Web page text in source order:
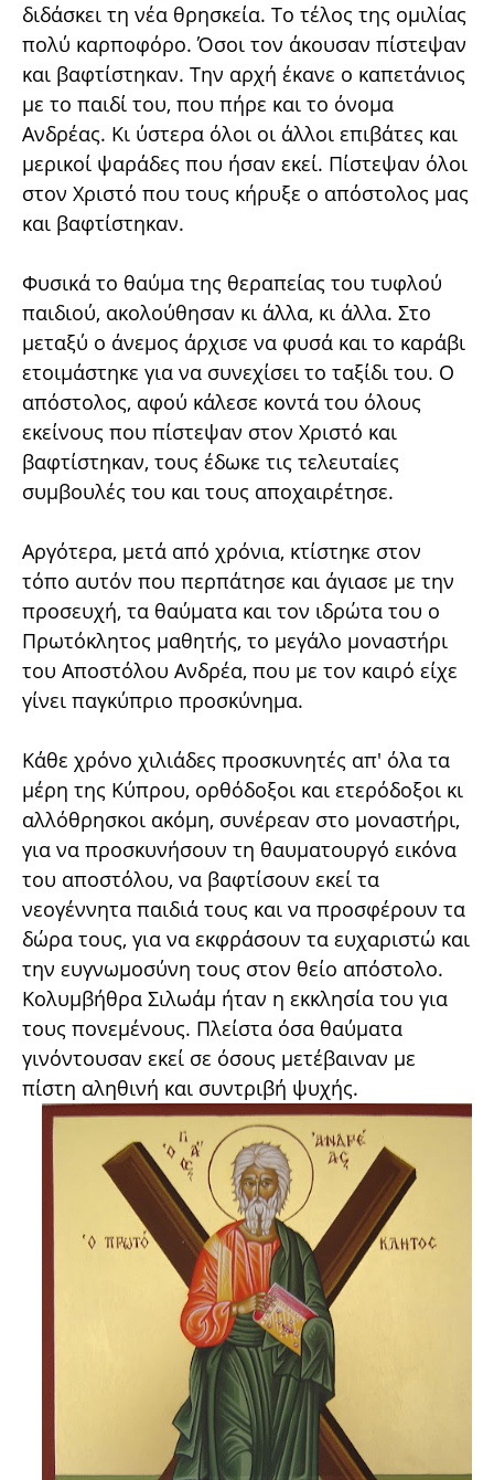
διδάσκει τη νέα θρησκεία. Το τέλος της ομιλίας
πολύ καρποφόρο. Όσοι τον άκουσαν πίστεψαν
και βαφτίστηκαν. Την αρχή έκανε ο καπετάνιος
με το παιδί του, που πήρε και το όνομα
Ανδρέας. Κι ύστερα όλοι οι άλλοι επιβάτες και
μερικοί ψαράδες που ήσαν εκεί. Πίστεψαν όλοι
στον Χριστό που τους κήρυξε ο απόστολος μας
και βαφτίστηκαν.
Φυσικά το θαύμα της θεραπείας του τυφλού
παιδιού, ακολούθησαν κι άλλα, κι άλλα. Στο
μεταξύ ο άνεμος άρχισε να φυσά και το καράβι
ετοιμάστηκε για να συνεχίσει το ταξίδι του. Ο
απόστολος, αφού κάλεσε κοντά του όλους
εκείνους που πίστεψαν στον Χριστό και
βαφτίστηκαν, τους έδωκε τις τελευταίες
συμβουλές του και τους αποχαιρέτησε.
Αργότερα, μετά από χρόνια, κτίστηκε στον
τόπο αυτόν που περπάτησε και άγιασε με την
προσευχή, τα θαύματα και τον ιδρώτα του ο
Πρωτόκλητος μαθητής, το μεγάλο μοναστήρι
του Αποστόλου Ανδρέα, που με τον καιρό είχε
γίνει παγκύπριο προσκύνημα.
Κάθε χρόνο χιλιάδες προσκυνητές απ' όλα τα
μέρη της Κύπρου, ορθόδοξοι και ετερόδοξοι κι
αλλόθρησκοι ακόμη, συνέρεαν στο μοναστήρι,
για να προσκυνήσουν τη θαυματουργό εικόνα
του αποστόλου, να βαφτίσουν εκεί τα
νεογέννητα παιδιά τους και να προσφέρουν τα
δώρα τους, για να εκφράσουν τα ευχαριστώ και
την ευγνωμοσύνη τους στον θείο απόστολο.
Κολυμβήθρα Σιλωάμ ήταν η εκκλησία του για
τους πονεμένους. Πλείστα όσα θαύματα
γινόντουσαν εκεί σε όσους μετέβαιναν με
πίστη αληθινή και συντριβή ψυχής.